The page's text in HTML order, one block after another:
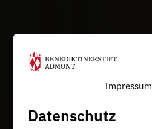
Impressum
Datenschutz